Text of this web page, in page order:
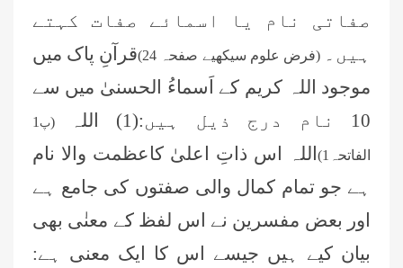
صفاتی نام یا اسمائے صفات کہتے
ہیں۔ (فرض علوم سیکھیے صفحہ 24)
قرآنِ پاک میں
موجود اللہ کریم کے اَسماءُ الحسنیٰ میں سے
10 نام درج ذیل ہیں:(1) اللہ
(پ1
الفاتحہ1)
اللہ اس ذاتِ اعلیٰ کاعظمت والا نام
ہے جو تمام کمال والی صفتوں کی جامع ہے
اور بعض مفسرین نے اس لفظ کے معنٰی بھی
بیان کیے ہیں جیسے اس کا ایک معنی ہے: